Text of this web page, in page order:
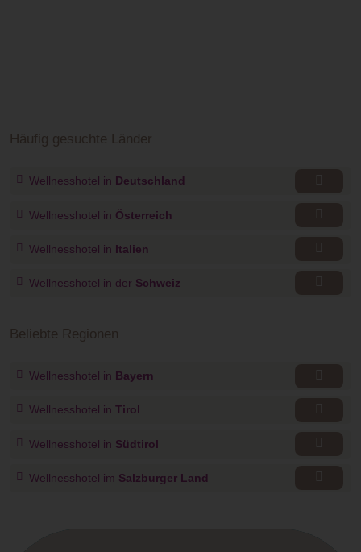
Häufig gesuchte Länder
Wellnesshotel in Deutschland
Wellnesshotel in Österreich
Wellnesshotel in Italien
Wellnesshotel in der Schweiz
Beliebte Regionen
Wellnesshotel in Bayern
Wellnesshotel in Tirol
Wellnesshotel in Südtirol
Wellnesshotel im Salzburger Land